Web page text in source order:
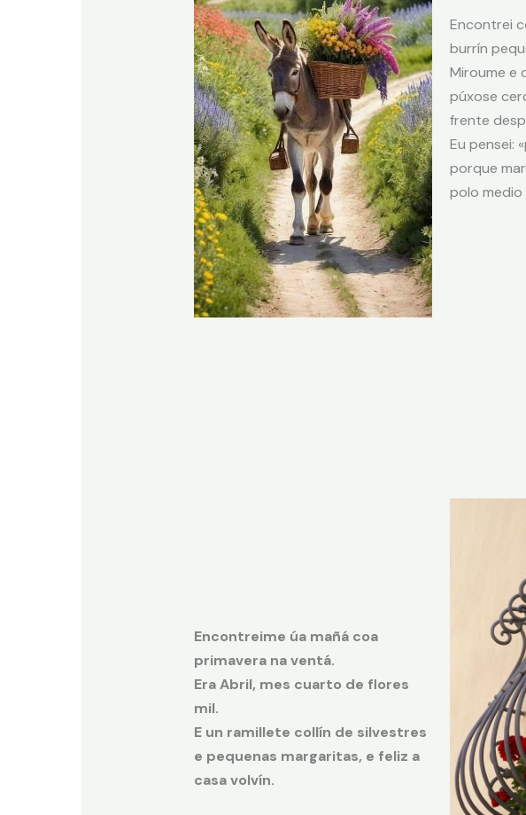
Encontrei
burrín
Miroume e
púxose
frente
Eu pensei:
porque
polo medio
Encontreime úa mañá coa
primavera na ventá.
Era Abril, mes cuarto de flores
mil.
E un ramillete collín de silvestres
e pequenas margaritas, e feliz a
casa volvín.